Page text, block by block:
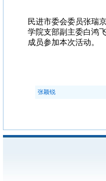
民进市委会委员张瑞
学院支部副主委白鸿
成员参加本次活动。
张颖锐